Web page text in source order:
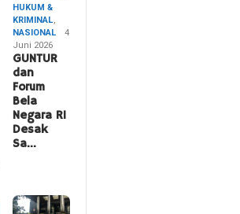
HUKUM &
KRIMINAL,
NASIONAL
4
Juni 2026
GUNTUR
dan
Forum
Bela
Negara RI
Desak
Sa…